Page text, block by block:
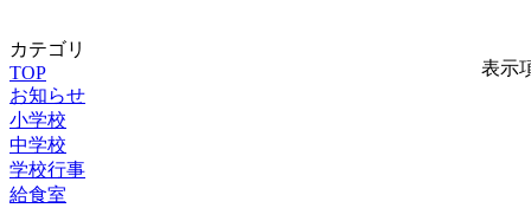
カテゴリ
TOP
お知らせ
小学校
中学校
学校行事
給食室
表示